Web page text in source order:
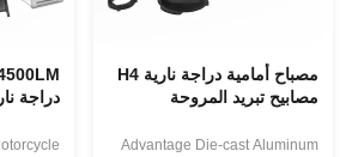
مصباح أمامية دراجة نارية H4
مصابيح تبريد المروحة
Advantage Die-cast Aluminum